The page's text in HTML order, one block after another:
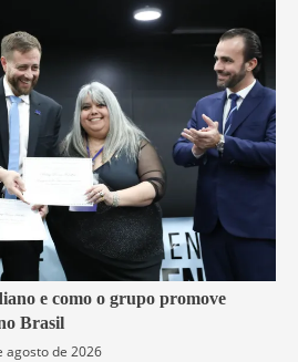
e como o grupo promove
Brasil
agosto de 2026